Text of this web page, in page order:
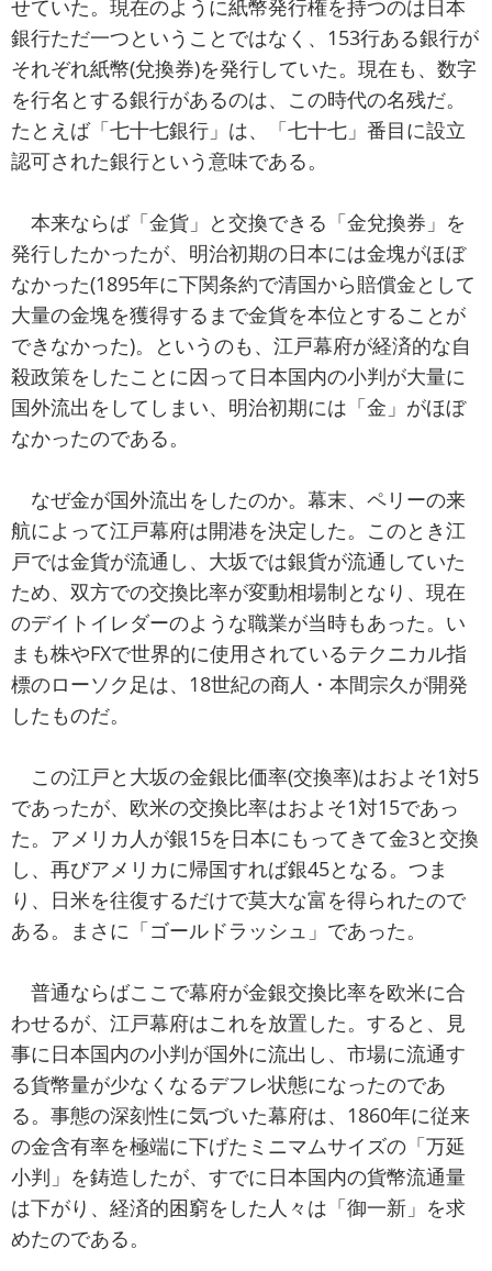
せていた。現在のように紙幣発行権を持つのは日本
銀行ただ一つということではなく、153行ある銀行が
それぞれ紙幣(兌換券)を発行していた。現在も、数字
を行名とする銀行があるのは、この時代の名残だ。
たとえば「七十七銀行」は、「七十七」番目に設立
認可された銀行という意味である。
本来ならば「金貨」と交換できる「金兌換券」を
発行したかったが、明治初期の日本には金塊がほぼ
なかった(1895年に下関条約で清国から賠償金として
大量の金塊を獲得するまで金貨を本位とすることが
できなかった)。というのも、江戸幕府が経済的な自
殺政策をしたことに因って日本国内の小判が大量に
国外流出をしてしまい、明治初期には「金」がほぼ
なかったのである。
なぜ金が国外流出をしたのか。幕末、ペリーの来
航によって江戸幕府は開港を決定した。このとき江
戸では金貨が流通し、大坂では銀貨が流通していた
ため、双方での交換比率が変動相場制となり、現在
のデイトイレダーのような職業が当時もあった。い
まも株やFXで世界的に使用されているテクニカル指
標のローソク足は、18世紀の商人・本間宗久が開発
したものだ。
この江戸と大坂の金銀比価率(交換率)はおよそ1対5
であったが、欧米の交換比率はおよそ1対15であっ
た。アメリカ人が銀15を日本にもってきて金3と交換
し、再びアメリカに帰国すれば銀45となる。つま
り、日米を往復するだけで莫大な富を得られたので
ある。まさに「ゴールドラッシュ」であった。
普通ならばここで幕府が金銀交換比率を欧米に合
わせるが、江戸幕府はこれを放置した。すると、見
事に日本国内の小判が国外に流出し、市場に流通す
る貨幣量が少なくなるデフレ状態になったのであ
る。事態の深刻性に気づいた幕府は、1860年に従来
の金含有率を極端に下げたミニマムサイズの「万延
小判」を鋳造したが、すでに日本国内の貨幣流通量
は下がり、経済的困窮をした人々は「御一新」を求
めたのである。